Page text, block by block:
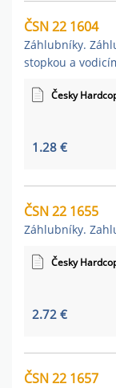
ČSN 22 1604
Záhlubníky.
stopkou a
Česky
1.28 €
ČSN 22 1655
Záhlubníky.
Česky
2.72 €
ČSN 22 1657